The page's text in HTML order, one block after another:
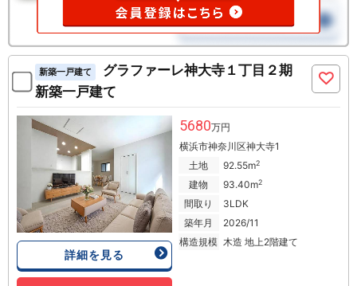
新築一戸建て
グラファーレ神大寺１丁目２期
新築一戸建て
詳細を見る
5680万円
横浜市神奈川区神大寺1
土地
92.55m2
建物 93.40m2
間取り
3LDK
築年月
2026/11
構造規模 木造 地上2階建て